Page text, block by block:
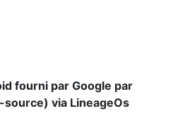
fourni par Google par
via LineageOs